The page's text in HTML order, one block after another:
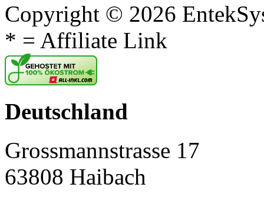
Copyright © 2026
* = Affiliate Link
Deutschland
Grossmannstrasse 17
63808 Haibach